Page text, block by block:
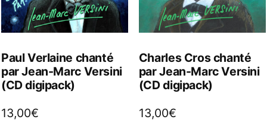
Paul Verlaine chanté
par Jean-Marc Versini
(CD digipack)
13,00€
Charles Cros chanté
par Jean-Marc Versini
(CD digipack)
13,00€